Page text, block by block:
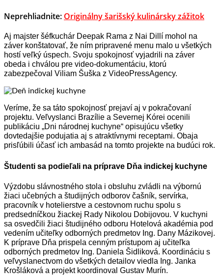
Neprehliadnite: Originálny šarišský kulinársky zážitok
Aj majster šéfkuchár Deepak Rama z Nai Dillí mohol na
záver konštatovať, že ním pripravené menu malo u všetkých
hostí veľký úspech. Svoju spokojnosť vyjadrili na záver
obeda i chválou pre video-dokumentáciu, ktorú
zabezpečoval Viliam Šuška z VideoPressAgency.
Veríme, že sa táto spokojnosť prejaví aj v pokračovaní
projektu. Veľvyslanci Brazílie a Severnej Kórei ocenili
publikáciu „Dni národnej kuchyne“ opisujúcu všetky
dovtedajšie podujatia aj s atraktívnymi receptami. Obaja
prisľúbili účasť ich ambasád na tomto projekte na budúci rok.
Študenti sa podieľali na príprave Dňa indickej kuchyne
Výzdobu slávnostného stola i obsluhu zvládli na výbornú
žiaci učebných a študijných odborov čašník, servírka,
pracovník v hotelierstve a cestovnom ruchu spolu s
predsedníčkou žiackej Rady Nikolou Dobijovou. V kuchyni
sa osvedčili žiaci študijného odboru Hotelová akadémia pod
vedením učiteľky odborných predmetov Ing. Dany Mázikovej.
K príprave Dňa prispela cenným prístupom aj učiteľka
odborných predmetov Ing. Daniela Šidliková. Koordináciu s
veľvyslanectvom do všetkých detailov viedla Ing. Janka
Krošláková a projekt koordinoval Gustav Murín.